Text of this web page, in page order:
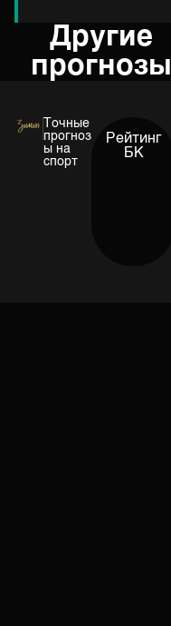
Другие
прогнозы
Точные
прогноз
ы на
спорт
Рейтинг
БК